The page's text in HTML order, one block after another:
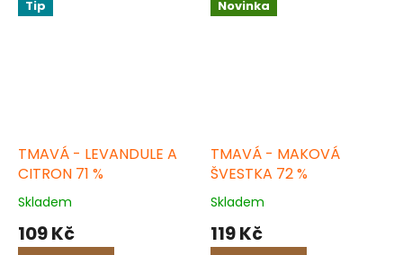
Tip
TMAVÁ - LEVANDULE A
CITRON 71 %
Skladem
109 Kč
Novinka
TMAVÁ - MAKOVÁ
ŠVESTKA 72 %
Skladem
119 Kč